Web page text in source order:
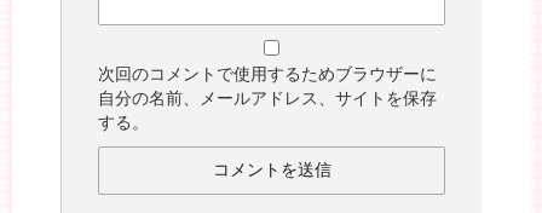
次回のコメントで使用するためブラウザーに
自分の名前、メールアドレス、サイトを保存
する。